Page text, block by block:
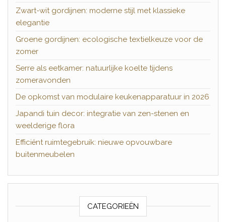
Zwart-wit gordijnen: moderne stijl met klassieke
elegantie
Groene gordijnen: ecologische textielkeuze voor de
zomer
Serre als eetkamer: natuurlijke koelte tijdens
zomeravonden
De opkomst van modulaire keukenapparatuur in 2026
Japandi tuin decor: integratie van zen-stenen en
weelderige flora
Efficiënt ruimtegebruik: nieuwe opvouwbare
buitenmeubelen
CATEGORIEËN